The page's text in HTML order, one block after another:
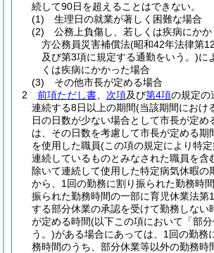
続して90日を超えることはできない。
(1)
生理日の就業が著しく困難な場合
(2)
公務上負傷し、若しくは疾病にか
方公務員災害補償法(昭和42年法律第
及び第3項に規定する通勤をいう。)に
くは疾病にかかった場合
(3)
その他市長が定める場合
2
前項ただし書 次項及び第4項の規定の
連続する8日以上の期間(当該期間におけ
日の日数が少ない場合として市長が定め
は、その日数を考慮して市長が定める期
を使用した職員(この項の規定により特
連続しているものとみなされた職員を含
除いて連続して使用した特定病気休暇の
から、1回の勤務に割り振られた勤務時間
振られた勤務時間の一部に育児休業法第
する部分休業の承認を受けて勤務しない
が定める時間(以下この項において「部
う。)がある場合にあっては、1回の勤務
務時間のうち、部分休業等以外の勤務時